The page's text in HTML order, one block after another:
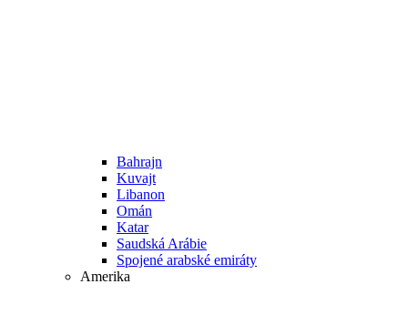
Bahrajn
Kuvajt
Libanon
Omán
Katar
Saudská Arábie
Spojené arabské emiráty
Amerika